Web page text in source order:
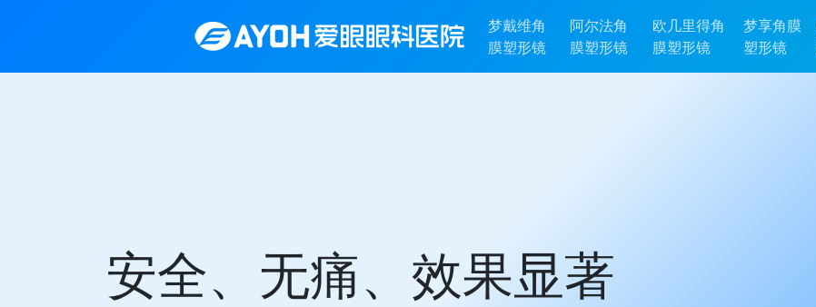
梦戴维角
膜塑形镜
阿尔法角
膜塑形镜
欧几里得角
膜塑形镜
梦享角膜
塑形镜
安全、无痛、效果显著